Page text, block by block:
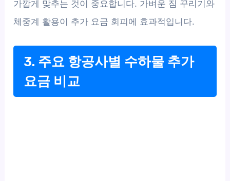
가깝게 맞추는 것이 중요합니다. 가벼운 짐 꾸리기와
체중계 활용이 추가 요금 회피에 효과적입니다.
3. 주요 항공사별 수하물 추가
요금 비교